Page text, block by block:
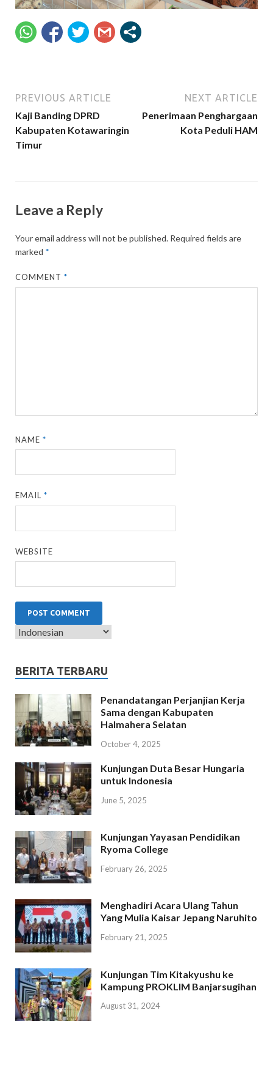
PREVIOUS ARTICLE
Kaji Banding DPRD
Kabupaten Kotawaringin
Timur
NEXT ARTICLE
Penerimaan Penghargaan
Kota Peduli HAM
Leave a Reply
Your email address will not be published. Required fields are
marked *
COMMENT*
NAME*
EMAIL*
WEBSITE
BERITA TERBARU
Penandatangan Perjanjian Kerja
Sama dengan Kabupaten
Halmahera Selatan
October 4, 2025
Kunjungan Duta Besar Hungaria
untuk Indonesia
June 5, 2025
Kunjungan Yayasan Pendidikan
Ryoma College
February 26, 2025
Menghadiri Acara Ulang Tahun
Yang Mulia Kaisar Jepang Naruhito
February 21, 2025
Kunjungan Tim Kitakyushu ke
Kampung PROKLIM Banjarsugihan
August 31, 2024